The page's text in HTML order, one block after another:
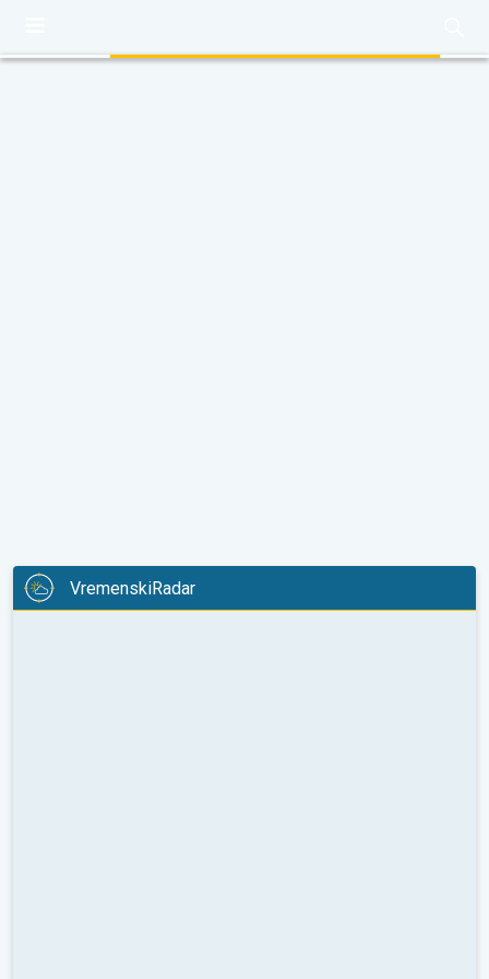
VremenskiRadar